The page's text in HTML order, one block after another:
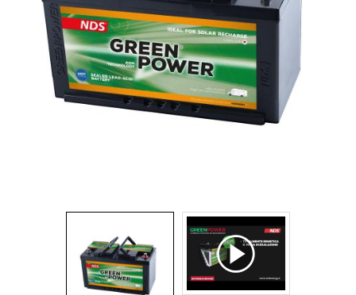
Nautica
Offerte Del mese
Fineserie e Occasioni
Veicoli Pronta consegna
Lavora Con Noi